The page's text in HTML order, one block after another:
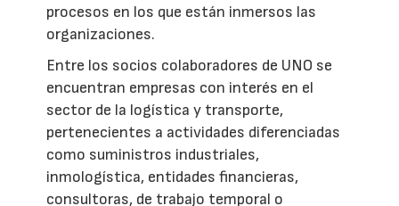
procesos en los que están inmersos las
organizaciones.
Entre los socios colaboradores de UNO se
encuentran empresas con interés en el
sector de la logística y transporte,
pertenecientes a actividades diferenciadas
como suministros industriales,
inmologística, entidades financieras,
consultoras, de trabajo temporal o